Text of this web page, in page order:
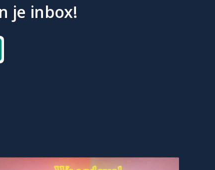
je inbox!